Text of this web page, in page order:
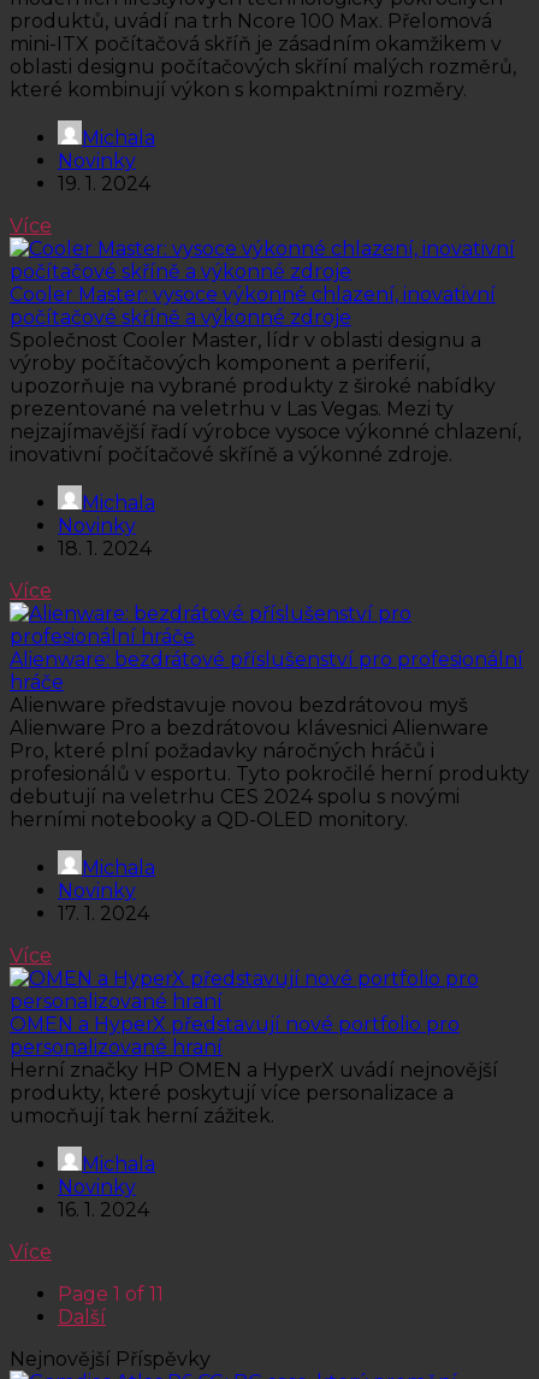
produktů, uvádí na trh Ncore 100 Max. Přelomová
mini-ITX počítačová skříň je zásadním okamžikem v
oblasti designu počítačových skříní malých rozměrů,
které kombinují výkon s kompaktními rozměry.
Michala
Novinky
19. 1. 2024
Více
Cooler Master: vysoce výkonné chlazení, inovativní
počítačové skříně a výkonné zdroje
Společnost Cooler Master, lídr v oblasti designu a
výroby počítačových komponent a periferií,
upozorňuje na vybrané produkty z široké nabídky
prezentované na veletrhu v Las Vegas. Mezi ty
nejzajímavější řadí výrobce vysoce výkonné chlazení,
inovativní počítačové skříně a výkonné zdroje.
Michala
Novinky
18. 1. 2024
Více
Alienware: bezdrátové příslušenství pro profesionální
hráče
Alienware představuje novou bezdrátovou myš
Alienware Pro a bezdrátovou klávesnici Alienware
Pro, které plní požadavky náročných hráčů i
profesionálů v esportu. Tyto pokročilé herní produkty
debutují na veletrhu CES 2024 spolu s novými
herními notebooky a QD-OLED monitory.
Michala
Novinky
17. 1. 2024
Více
OMEN a HyperX představují nové portfolio pro
personalizované hraní
Herní značky HP OMEN a HyperX uvádí nejnovější
produkty, které poskytují více personalizace a
umocňují tak herní zážitek.
Michala
Novinky
16. 1. 2024
Více
Page 1 of 11
Další
Nejnovější Příspěvky